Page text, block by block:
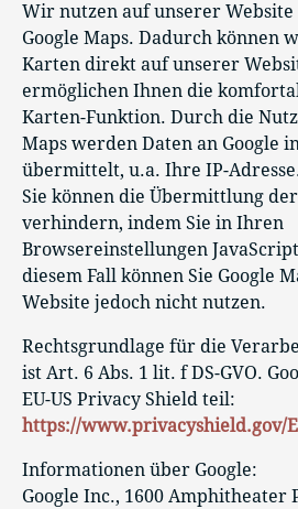
Wir nutzen auf unserer Website
Google Maps. Dadurch können
Karten direkt auf unserer
ermöglichen Ihnen die
Karten-Funktion. Durch die
Maps werden Daten an Google
übermittelt, u.a. Ihre IP-
Sie können die Übermittlung der
verhindern, indem Sie in Ihren
Browsereinstellungen
diesem Fall können Sie Google
Website jedoch nicht nutzen.
Rechtsgrundlage für die
ist Art. 6 Abs. 1 lit. f DS-GVO.
EU-US Privacy Shield teil:
https://www.privacyshield.gov/
Informationen über Google:
Google Inc., 1600 Amphitheater